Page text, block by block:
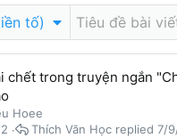
tố)
chết trong truyện ngắn
Hoee
2
7/
Thích Văn Học